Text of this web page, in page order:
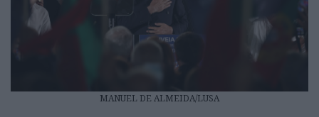
MANUEL DE ALMEIDA/LUSA